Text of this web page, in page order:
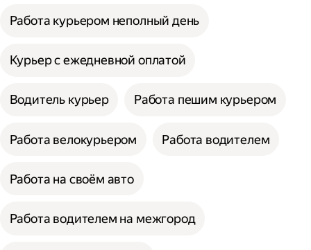
Работа курьером неполный день
Курьер с ежедневной оплатой
Водитель курьер Работа пешим курьером
Работа велокурьером Работа водителем
Работа на своём авто
Работа водителем на межгород